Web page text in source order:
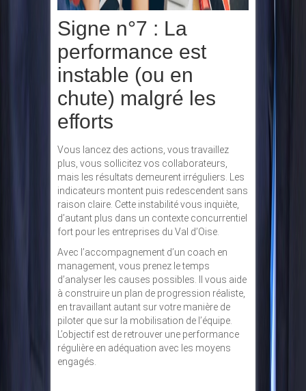
Signe n°7 : La
performance est
instable (ou en
chute) malgré les
efforts
Vous lancez des actions, vous travaillez
plus, vous sollicitez vos collaborateurs,
mais les résultats demeurent irréguliers. Les
indicateurs montent puis redescendent sans
raison claire. Cette instabilité vous inquiète,
d’autant plus dans un contexte concurrentiel
fort pour les entreprises du Val d’Oise.
Avec l’accompagnement d’un coach en
management, vous prenez le temps
d’analyser les causes possibles. Il vous aide
à construire un plan de progression réaliste,
en travaillant autant sur votre manière de
piloter que sur la mobilisation de l’équipe.
L’objectif est de retrouver une performance
régulière en adéquation avec les moyens
engagés.